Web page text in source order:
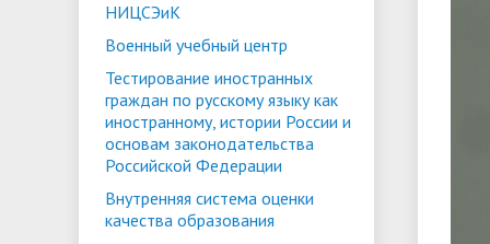
Федерации
НИЦСЭиК
Военный учебный центр
Тестирование иностранных
граждан по русскому языку как
иностранному, истории России и
основам законодательства
Российской Федерации
Внутренняя система оценки
качества образования